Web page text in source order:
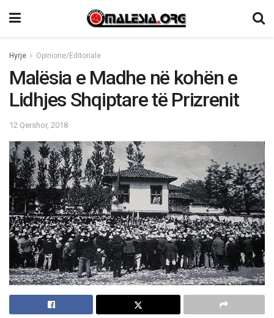
Hyrje Opinione/Editoriale
Malësia e Madhe në kohën e
Lidhjes Shqiptare të Prizrenit
12 Qershor, 2018